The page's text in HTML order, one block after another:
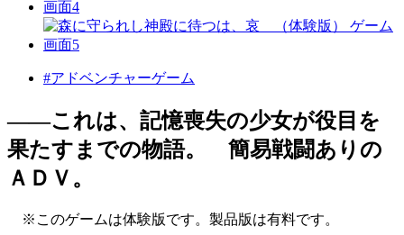
#アドベンチャーゲーム
――これは、記憶喪失の少女が役目を
果たすまでの物語。 簡易戦闘ありの
ＡＤＶ。
※このゲームは体験版です。製品版は有料です。